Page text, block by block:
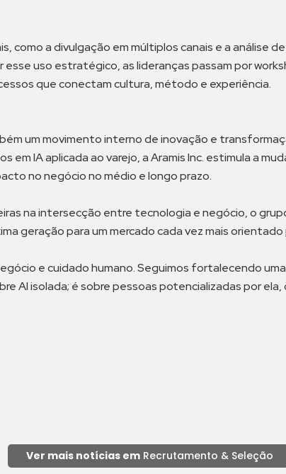
a divulgação em múltiplos canais e a análise
esse uso estratégico, as lideranças passam por
que conectam cultura, método e experiência.
um movimento interno de inovação e
IA aplicada ao varejo, a Aramis Inc. estimula a
no negócio no médio e longo prazo.
na intersecção entre tecnologia e negócio, o
geração para um mercado cada vez mais
e cuidado humano. Seguimos fortalecendo
AI isolada; é sobre pessoas potencializadas por
Ver mais notícias emRecrutamento & Seleção